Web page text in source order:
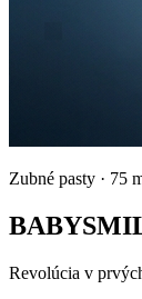
Zubné pasty · 75
Revolúcia v